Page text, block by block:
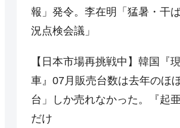
報」発令。李在明「猛暑・干
況点検会議」
【日本市場再挑戦中】韓国『
車』07月販売台数は去年のほ
台」しか売れなかった。『起
だけ